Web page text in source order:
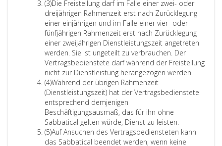
(3)A
b
s
a
t
z
3
Die Freistellung darf im Falle einer zwei- oder
dreijährigen Rahmenzeit erst nach Zurücklegung
einer einjährigen und im Falle einer vier- oder
fünfjährigen Rahmenzeit erst nach Zurücklegung
einer zweijährigen Dienstleistungszeit angetreten
werden. Sie ist ungeteilt zu verbrauchen. Der
Vertragsbedienstete darf während der Freistellung
nicht zur Dienstleistung herangezogen werden.
(4)A
b
s
a
t
z
4
Während der übrigen Rahmenzeit
(Dienstleistungszeit) hat der Vertragsbedienstete
entsprechend demjenigen
Beschäftigungsausmaß, das für ihn ohne
Sabbatical gelten würde, Dienst zu leisten.
(5)A
b
Auf Ansuchen des Vertragsbediensteten kann
das Sabbatical beendet werden, wenn keine